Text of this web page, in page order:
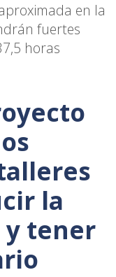
en la
fuertes
horas
la
y tener